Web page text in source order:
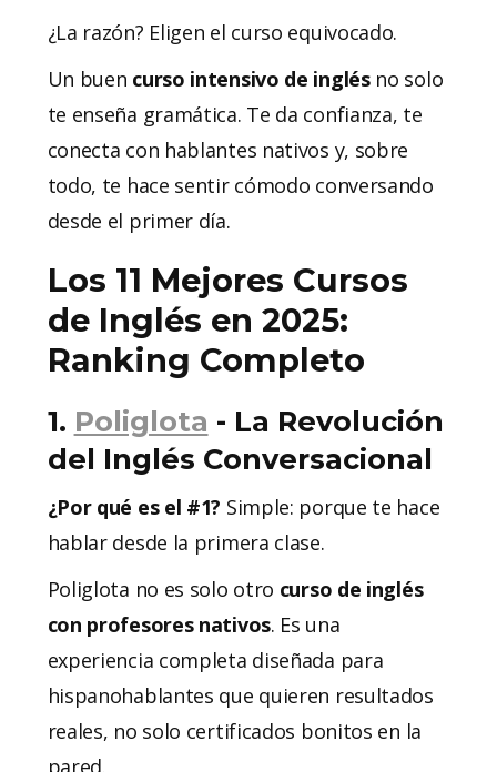
¿La razón? Eligen el curso equivocado.
Un buen curso intensivo de inglésno solo
te enseña gramática. Te da confianza, te
conecta con hablantes nativos y, sobre
todo, te hace sentir cómodo conversando
desde el primer día.
Los 11 Mejores Cursos
de Inglés en 2025:
Ranking Completo
1. Poliglota - La Revolución
del Inglés Conversacional
¿Por qué es el #1? Simple: porque te hace
hablar desde la primera clase.
Poliglota no es solo otro curso de inglés
con profesores nativos. Es una
experiencia completa diseñada para
hispanohablantes que quieren resultados
reales, no solo certificados bonitos en la
pared.